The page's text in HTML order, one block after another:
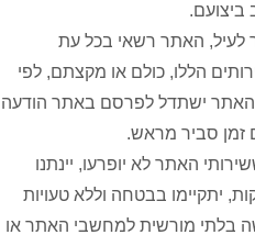
ביצועם.
לעיל, האתר רשאי בכל עת
הללו, כולם או מקצתם, לפי
האתר ישתדל לפרסם באתר הודעה
זמן סביר מראש.
האתר לא יופרעו, יינתנו
יתקיימו בבטחה וללא טעויות
בלתי מורשית למחשבי האתר או